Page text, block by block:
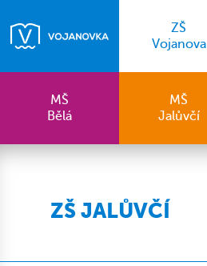
ZŠ
Vojanova
MŠ
Bělá
MŠ
Jalůvčí
ZŠ JALŮVČÍ